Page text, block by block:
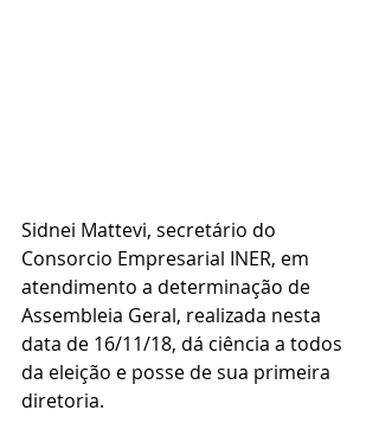
Sidnei Mattevi, secretário do
Consorcio Empresarial INER, em
atendimento a determinação de
Assembleia Geral, realizada nesta
data de 16/11/18, dá ciência a todos
da eleição e posse de sua primeira
diretoria.